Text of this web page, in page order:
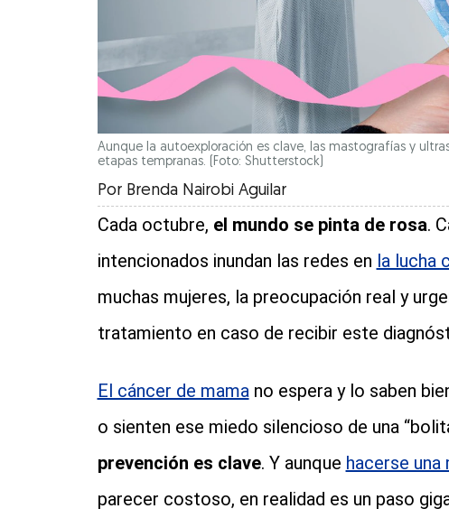
Aunque la autoexploración es clave, las mastografías y
etapas tempranas. (Foto: Shutterstock)
Por Brenda Nairobi Aguilar
Cada octubre, el mundo se pinta de rosa.
intencionados inundan las redes en la lucha
muchas mujeres, la preocupación real y
tratamiento en caso de recibir este
El cáncer de mamano espera y lo saben
o sienten ese miedo silencioso de una
prevención es clave. Y aunque hacerse
parecer costoso, en realidad es un paso